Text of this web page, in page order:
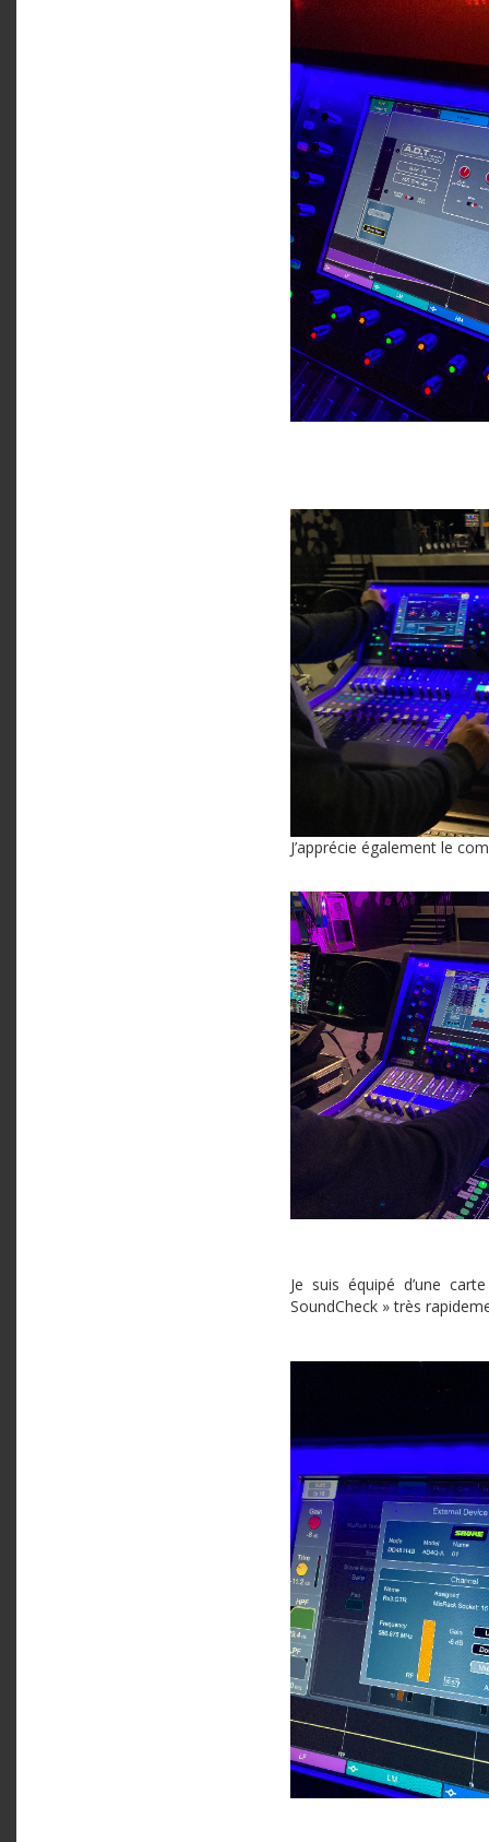
J’apprécie également le
Je suis équipé d’une
SoundCheck » très